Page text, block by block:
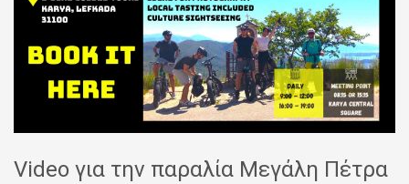
Video για την παραλία Μεγάλη Πέτρα